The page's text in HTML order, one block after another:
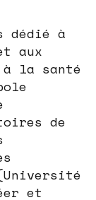
dédié à
aux
à la santé
de
et